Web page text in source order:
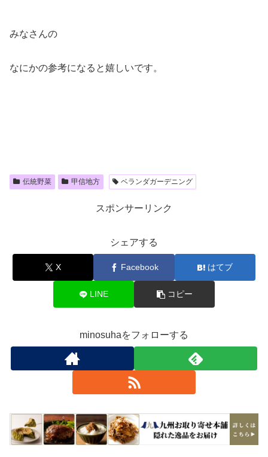
みなさんの
なにかの参考になると嬉しいです。
伝統野菜 甲信地方 ベランダガーデニング
スポンサーリンク
シェアする
X Facebook はてブ
LINE コピー
minosuhaをフォローする